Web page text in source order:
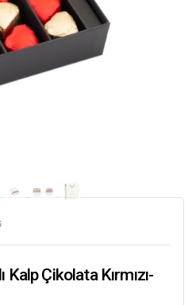
Kalp Çikolata Kırmızı-